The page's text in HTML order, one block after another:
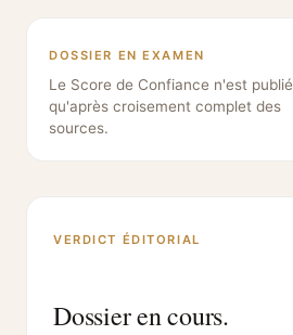
DOSSIER EN EXAMEN
Le Score de Confiance n'est publié
qu'après croisement complet des
sources.
VERDICT ÉDITORIAL
Dossier en cours.